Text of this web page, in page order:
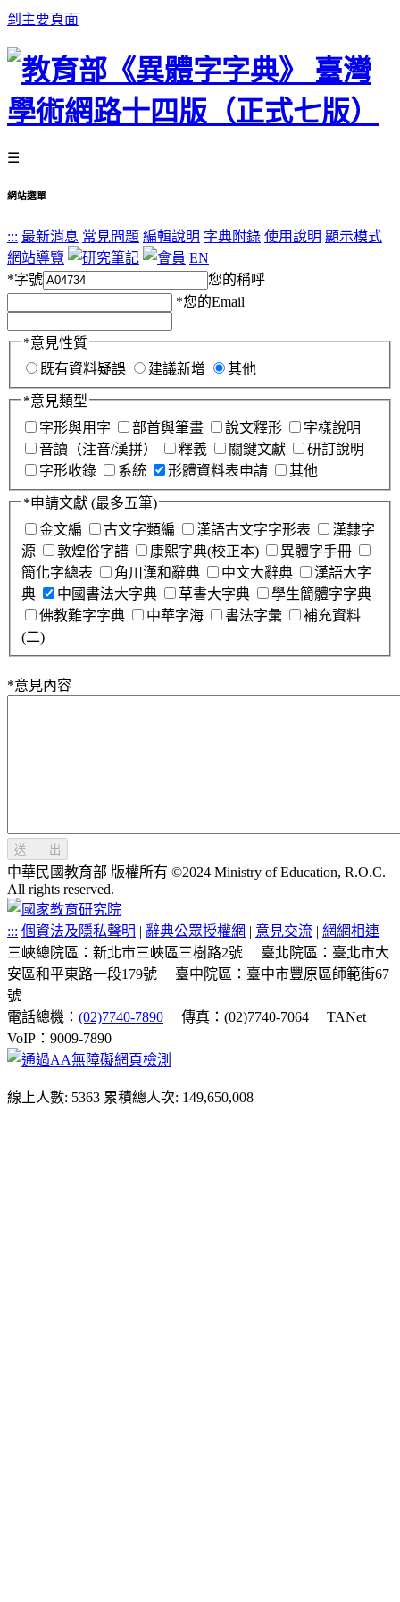
到主要頁面
☰
網站選單
::: 最新消息 常見問題 編輯說明 字典附錄 使用說明 顯示模式
網站導覽
EN
*字號
您的稱呼
*您的Email
*意見性質
既有資料疑誤
建議新增 其他
*意見類型
字形與用字
部首與筆畫 說文釋形
字樣說明
音讀（注音/漢拼）
釋義 關鍵文獻
研訂說明
字形收錄
系統 形體資料表申請 其他
*申請文獻 (最多五筆)
金文編
古文字類編 漢語古文字字形表
漢隸字
源
敦煌俗字譜 康熙字典(校正本)
異體字手冊
簡化字總表
角川漢和辭典 中文大辭典
漢語大字
典
中國書法大字典 草書大字典
學生簡體字字典
佛教難字字典
中華字海 書法字彙
補充資料
(二)
*意見內容
送 出
中華民國教育部 版權所有 ©2024 Ministry of Education, R.O.C.
All rights reserved.
::: 個資法及隱私聲明 | 辭典公眾授權網 | 意見交流 | 網網相連
三峽總院區：新北市三峽區三樹路2號
臺北院區：臺北市大
安區和平東路一段179號
臺中院區：臺中市豐原區師範街67
號
電話總機： (02)7740-7890 傳真：(02)7740-7064
TANet
VoIP：9009-7890
線上人數: 5363 累積總人次: 149,650,008